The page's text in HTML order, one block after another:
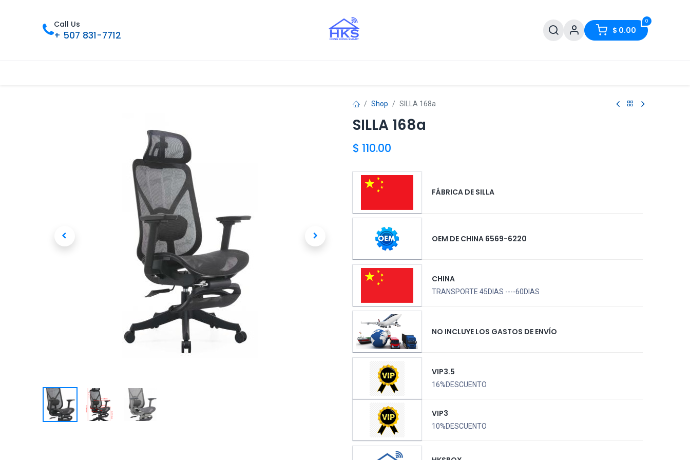
Call Us
+ 507 831-7712
0
$ 0.00
Shop SILLA 168a
SILLA 168a
$ 110.00
FÁBRICA DE SILLA
OEM DE CHINA 6569-6220
CHINA
TRANSPORTE 45DIAS ----60DIAS
NO INCLUYE LOS GASTOS DE ENVÍO
VIP3.5
16%DESCUENTO
VIP3
10%DESCUENTO